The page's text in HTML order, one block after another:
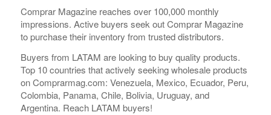
Comprar Magazine reaches over 100,000 monthly
impressions. Active buyers seek out Comprar Magazine
to purchase their inventory from trusted distributors.
Buyers from LATAM are looking to buy quality products.
Top 10 countries that actively seeking wholesale products
on Comprarmag.com: Venezuela, Mexico, Ecuador, Peru,
Colombia, Panama, Chile, Bolivia, Uruguay, and
Argentina. Reach LATAM buyers!